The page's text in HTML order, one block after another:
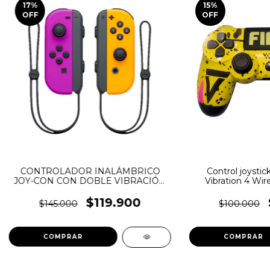
17%
OFF
CONTROLADOR INALÁMBRICO
JOY-CON CON DOBLE VIBRACIÓN
SWITCH MANDO DE JUEGOS
COLORES PURPURA- AMARILLO
$145.000 $119.900
15%
OFF
Control
Vibration 4
$100.000